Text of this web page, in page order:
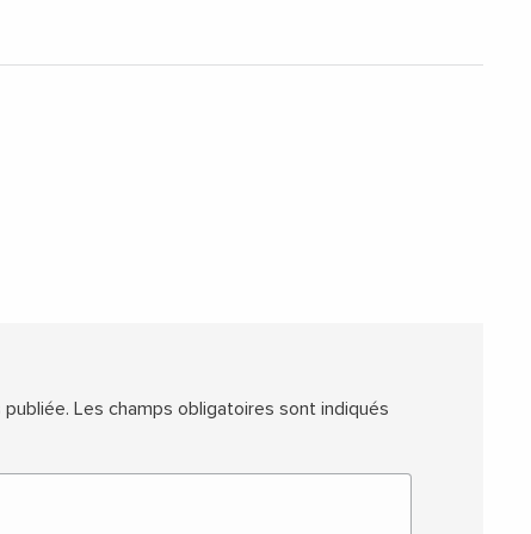
Les champs obligatoires sont indiqués